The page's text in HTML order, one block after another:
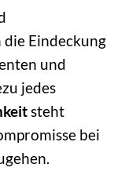
Eindeckung
und
jedes
steht
bei